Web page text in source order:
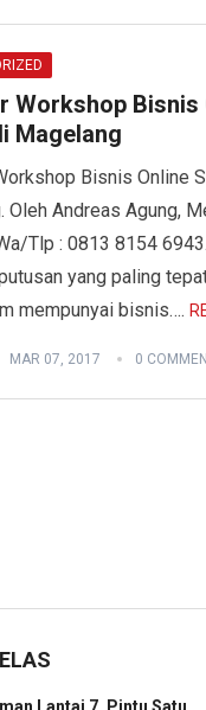
Workshop Bisnis
Magelang
Bisnis Online
Oleh Andreas Agung,
Tlp : 0813 8154
yang paling
mempunyai bisnis….
MAR 07, 2017 0